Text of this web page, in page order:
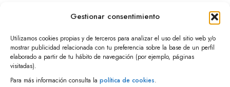
Gestionar consentimiento
Utilizamos cookies propias y de terceros para analizar el uso del sitio web y/o
mostrar publicidad relacionada con tu preferencia sobre la base de un perfil
elaborado a partir de tu hábito de navegación (por ejemplo, páginas
visitadas).
Para más información consulta la política de cookies.